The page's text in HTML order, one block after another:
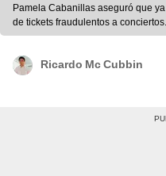
Pamela Cabanillas aseguró que
de tickets fraudulentos a conciertos. Foto:
difusión
Ricardo Mc Cubbin